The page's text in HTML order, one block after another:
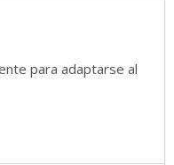
para adaptarse al